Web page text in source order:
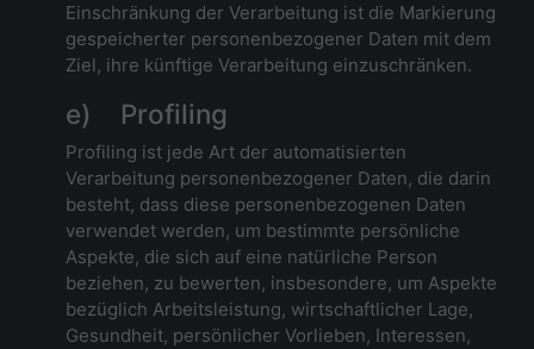
Einschränkung der Verarbeitung ist die Markierung
gespeicherter personenbezogener Daten mit dem
Ziel, ihre künftige Verarbeitung einzuschränken.
e) Profiling
Profiling ist jede Art der automatisierten
Verarbeitung personenbezogener Daten, die darin
besteht, dass diese personenbezogenen Daten
verwendet werden, um bestimmte persönliche
Aspekte, die sich auf eine natürliche Person
beziehen, zu bewerten, insbesondere, um Aspekte
bezüglich Arbeitsleistung, wirtschaftlicher Lage,
Gesundheit, persönlicher Vorlieben, Interessen,